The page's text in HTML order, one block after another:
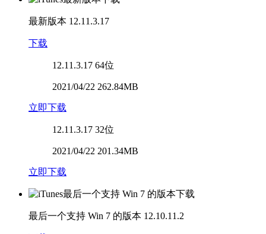
最新版本 12.11.3.17
下载
12.11.3.17 64位
2021/04/22 262.84MB
立即下载
12.11.3.17 32位
2021/04/22 201.34MB
立即下载
最后一个支持 Win 7 的版本 12.10.11.2